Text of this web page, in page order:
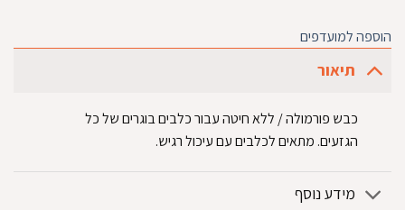
הוספה למועדפים
תיאור
כבש פורמולה / ללא חיטה עבור כלבים בוגרים של כל
הגזעים. מתאים לכלבים עם עיכול רגיש.
מידע נוסף